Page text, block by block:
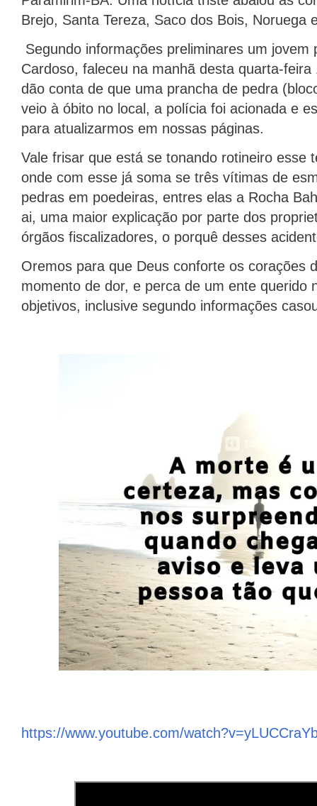
Brejo, Santa Tereza, Saco dos Bois, Noruega
Segundo informações preliminares um jovem
Cardoso, faleceu na manhã desta quarta-
dão conta de que uma prancha de pedra
veio à óbito no local, a polícia foi acionada e
para atualizarmos em nossas páginas.
Vale frisar que está se tonando rotineiro esse
onde com esse já soma se três vítimas de
pedras em poedeiras, entres elas a Rocha
ai, uma maior explicação por parte dos
órgãos fiscalizadores, o porquê desses
Oremos para que Deus conforte os corações
momento de dor, e perca de um ente querido
objetivos, inclusive segundo informações
https://www.youtube.com/